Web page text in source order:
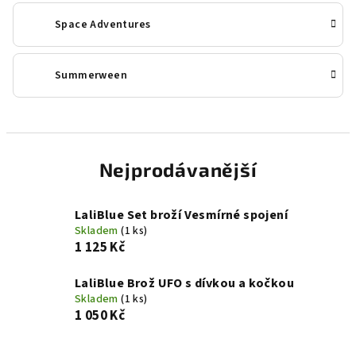
Space Adventures
Summerween
Nejprodávanější
LaliBlue Set broží Vesmírné spojení
Skladem(1 ks)
1 125 Kč
LaliBlue Brož UFO s dívkou a kočkou
Skladem(1 ks)
1 050 Kč